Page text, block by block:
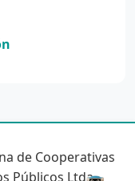
de Cooperativas
Públicos Ltda.